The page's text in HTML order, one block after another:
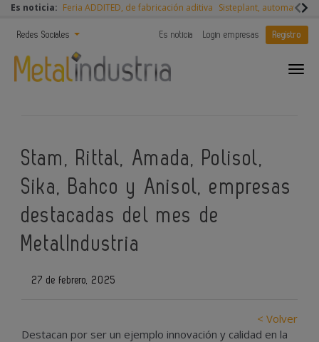
Es noticia: Feria ADDITED, de fabricación aditiva Sisteplant,
Redes Sociales Es noticia Login empresas Registro
Stam, Rittal, Amada, Polisol,
Sika, Bahco y Anisol, empresas
destacadas del mes de
MetalIndustria
27 de febrero, 2025
< Volver
Destacan por ser un ejemplo innovación y calidad en la